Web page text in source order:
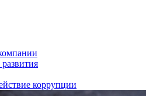
коррупции